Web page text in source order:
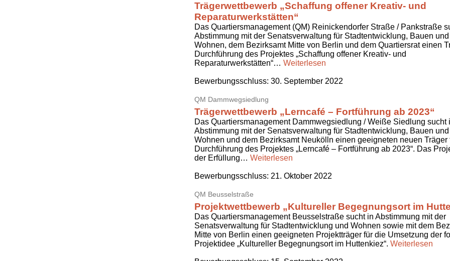
Trägerwettbewerb „Schaffung offener Kreativ- und
Reparaturwerkstätten“
Das Quartiersmanagement (QM) Reinickendorfer Straße / Pankstraße
Abstimmung mit der Senatsverwaltung für Stadtentwicklung, Bauen und
Wohnen, dem Bezirksamt Mitte von Berlin und dem Quartiersrat einen
Durchführung des Projektes „Schaffung offener Kreativ- und
Reparaturwerkstätten“… Weiterlesen
Bewerbungsschluss: 30. September 2022
QM Dammwegsiedlung
Trägerwettbewerb „Lerncafé – Fortführung ab 2023“
Das Quartiersmanagement Dammwegsiedlung / Weiße Siedlung sucht
Abstimmung mit der Senatsverwaltung für Stadtentwicklung, Bauen und
Wohnen und dem Bezirksamt Neukölln einen geeigneten neuen Träger
Durchführung des Projektes „Lerncafé – Fortführung ab 2023“. Das
der Erfüllung… Weiterlesen
Bewerbungsschluss: 21. Oktober 2022
QM Beusselstraße
Projektwettbewerb „Kultureller Begegnungsort im
Das Quartiersmanagement Beusselstraße sucht in Abstimmung mit der
Senatsverwaltung für Stadtentwicklung und Wohnen sowie mit dem
Mitte von Berlin einen geeigneten Projektträger für die Umsetzung der
Projektidee „Kultureller Begegnungsort im Huttenkiez“. Weiterlesen